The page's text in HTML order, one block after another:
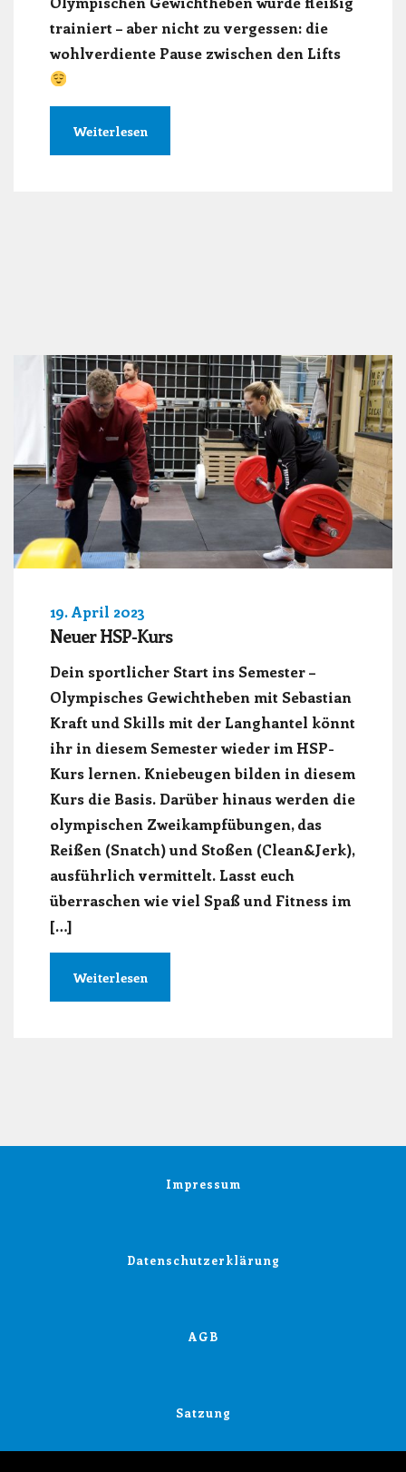
trainiert – aber nicht zu vergessen: die
wohlverdiente Pause zwischen den Lifts
Weiterlesen
19. April 2023
Neuer HSP-Kurs
Dein sportlicher Start ins Semester –
Olympisches Gewichtheben mit Sebastian
Kraft und Skills mit der Langhantel könnt
ihr in diesem Semester wieder im HSP-
Kurs lernen. Kniebeugen bilden in diesem
Kurs die Basis. Darüber hinaus werden die
olympischen Zweikampfübungen, das
Reißen (Snatch) und Stoßen (Clean&Jerk),
ausführlich vermittelt. Lasst euch
überraschen wie viel Spaß und Fitness im
[…]
Weiterlesen
Impressum
Datenschutzerklärung
AGB
Satzung